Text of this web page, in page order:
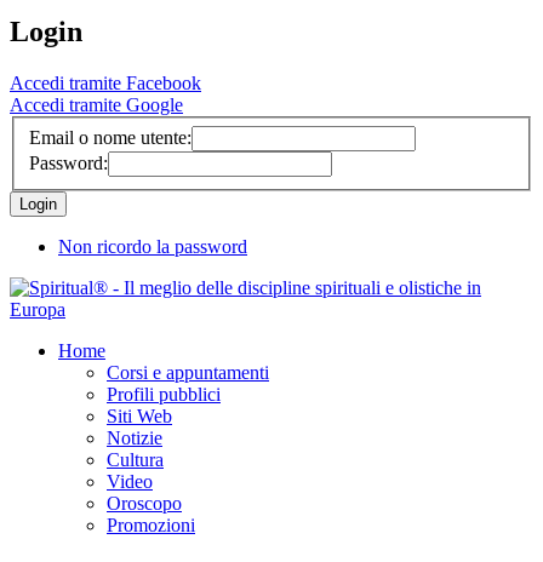
Login
Accedi tramite Facebook
Accedi tramite Google
Email o nome utente:
Password:
Non ricordo la password
Home
Corsi e appuntamenti
Profili pubblici
Siti Web
Notizie
Cultura
Video
Oroscopo
Promozioni